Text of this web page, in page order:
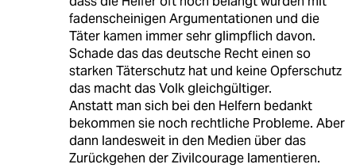
fadenscheinigen Argumentationen und die
Täter kamen immer sehr glimpflich davon.
Schade das das deutsche Recht einen so
starken Täterschutz hat und keine Opferschutz
das macht das Volk gleichgültiger.
Anstatt man sich bei den Helfern bedankt
bekommen sie noch rechtliche Probleme. Aber
dann landesweit in den Medien über das
Zurückgehen der Zivilcourage lamentieren.